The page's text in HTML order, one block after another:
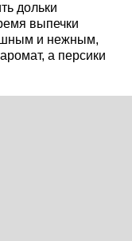
дольки
выпечки
и нежным,
а персики